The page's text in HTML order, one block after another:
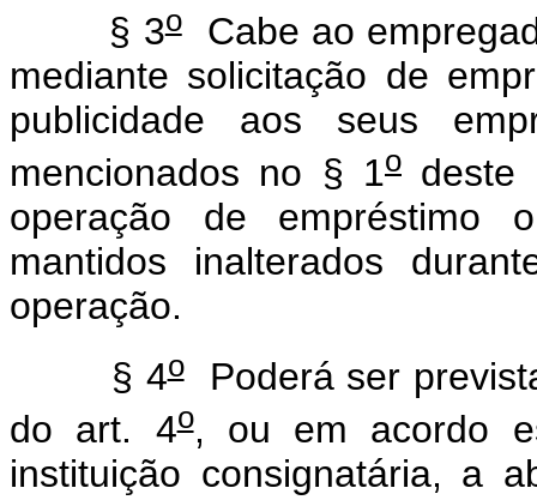
§ 3oCabe ao
mediante solicitação de
publicidade aos seus
mencionados no § 1o deste
operação de empréstimo
mantidos inalterados
operação.
§ 4oPoderá ser
do art. 4o, ou em acordo
instituição consignatária, a